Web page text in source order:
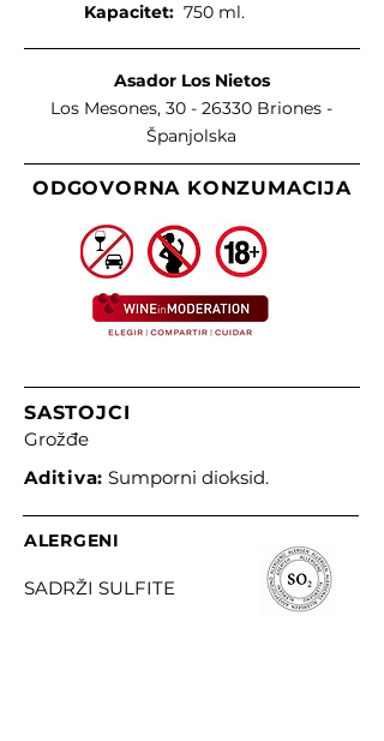
Kapacitet: 750 ml.
Asador Los Nietos
Los Mesones, 30 - 26330 Briones -
Španjolska
ODGOVORNA KONZUMACIJA
SASTOJCI
Grožđe
Aditiva: Sumporni dioksid.
ALERGENI
SADRŽI SULFITE